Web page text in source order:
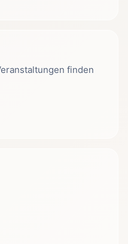
finden